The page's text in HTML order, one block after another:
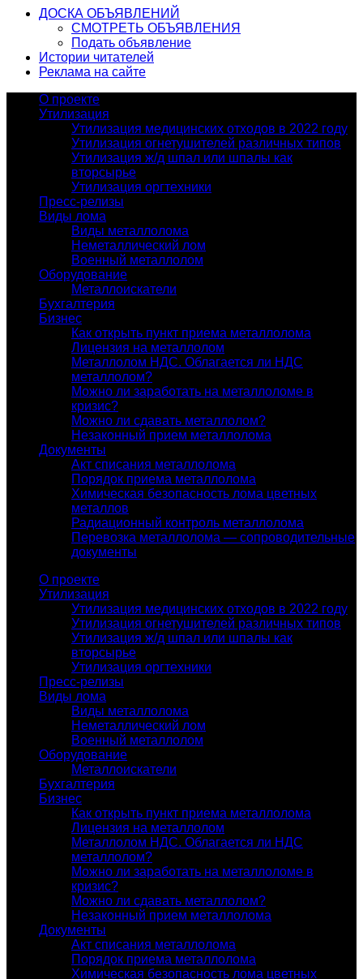
ДОСКА ОБЪЯВЛЕНИЙ
СМОТРЕТЬ ОБЪЯВЛЕНИЯ
Подать объявление
Истории читателей
Реклама на сайте
О проекте
Утилизация
Утилизация медицинских отходов в 2022 году
Утилизация огнетушителей различных типов
Утилизация ж/д шпал или шпалы как
вторсырье
Утилизация оргтехники
Пресс-релизы
Виды лома
Виды металлолома
Неметаллический лом
Военный металлолом
Оборудование
Металлоискатели
Бухгалтерия
Бизнес
Как открыть пункт приема металлолома
Лицензия на металлолом
Металлолом НДС. Облагается ли НДС
металлолом?
Можно ли заработать на металлоломе в
кризис?
Можно ли сдавать металлолом?
Незаконный прием металлолома
Документы
Акт списания металлолома
Порядок приема металлолома
Химическая безопасность лома цветных
металлов
Радиационный контроль металлолома
Перевозка металлолома — сопроводительные
документы
О проекте
Утилизация
Утилизация медицинских отходов в 2022 году
Утилизация огнетушителей различных типов
Утилизация ж/д шпал или шпалы как
вторсырье
Утилизация оргтехники
Пресс-релизы
Виды лома
Виды металлолома
Неметаллический лом
Военный металлолом
Оборудование
Металлоискатели
Бухгалтерия
Бизнес
Как открыть пункт приема металлолома
Лицензия на металлолом
Металлолом НДС. Облагается ли НДС
металлолом?
Можно ли заработать на металлоломе в
кризис?
Можно ли сдавать металлолом?
Незаконный прием металлолома
Документы
Акт списания металлолома
Порядок приема металлолома
Химическая безопасность лома цветных